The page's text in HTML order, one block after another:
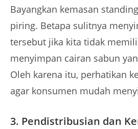
Bayangkan kemasan
piring. Betapa sulitnya
tersebut jika kita tidak
menyimpan cairan sabun
Oleh karena itu, perhatikan
agar konsumen mudah
3. Pendistribusian dan